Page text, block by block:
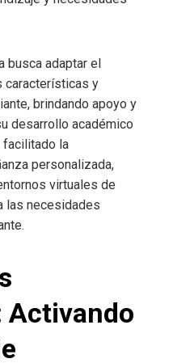
busca adaptar el
características y
brindando apoyo y
desarrollo académico
facilitado la
personalizada,
virtuales de
las necesidades
Activando